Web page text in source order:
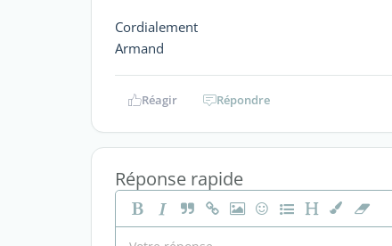
Cordialement
Armand
Réagir Répondre
Réponse rapide